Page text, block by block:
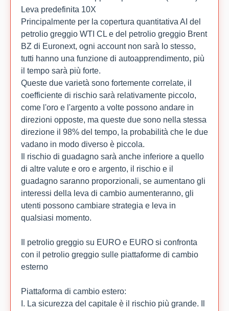
Leva predefinita 10X
Principalmente per la copertura quantitativa AI del
petrolio greggio WTI CL e del petrolio greggio Brent
BZ di Euronext, ogni account non sarà lo stesso,
tutti hanno una funzione di autoapprendimento, più
il tempo sarà più forte.
Queste due varietà sono fortemente correlate, il
coefficiente di rischio sarà relativamente piccolo,
come l'oro e l'argento a volte possono andare in
direzioni opposte, ma queste due sono nella stessa
direzione il 98% del tempo, la probabilità che le due
vadano in modo diverso è piccola.
Il rischio di guadagno sarà anche inferiore a quello
di altre valute e oro e argento, il rischio e il
guadagno saranno proporzionali, se aumentano gli
interessi della leva di cambio aumenteranno, gli
utenti possono cambiare strategia e leva in
qualsiasi momento.
Il petrolio greggio su EURO e EURO si confronta
con il petrolio greggio sulle piattaforme di cambio
esterno
Piattaforma di cambio estero:
I. La sicurezza del capitale è il rischio più grande. Il